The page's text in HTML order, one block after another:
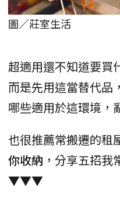
圖／莊室生活
超適用還不知道要買
而是先用這當替代品
哪些適用於這環境，
也很推薦常搬遷的租
你收納 ，分享五招
▼▼▼